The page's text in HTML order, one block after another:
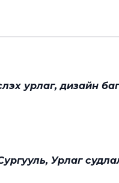
урлаг, дизайн
Урлаг